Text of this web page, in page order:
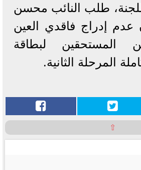
طلب النائب محسن
عدم إدراج فاقدي العين
المستحقين لبطاقة
المرحلة الثانية.
⇧